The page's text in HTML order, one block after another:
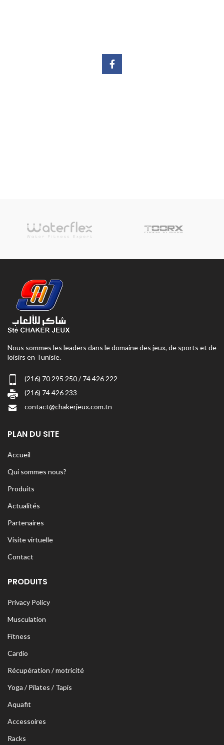
Nous sommes les leaders dans le domaine des jeux, de sports et de
loisirs en Tunisie.
(216) 70 295 250 / 74 426 222
(216) 74 426 233
contact@chakerjeux.com.tn
PLAN DU SITE
Accueil
Qui sommes nous?
Produits
Actualités
Partenaires
Visite virtuelle
Contact
PRODUITS
Privacy Policy
Musculation
Fitness
Cardio
Récupération / motricité
Yoga / Pilates / Tapis
Aquafit
Accessoires
Racks